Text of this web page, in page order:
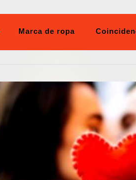
Marca de ropa